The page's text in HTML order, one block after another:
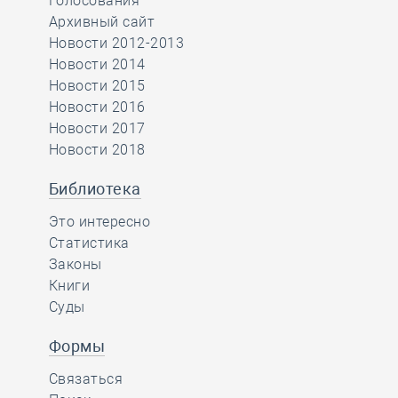
Архивный сайт
Новости 2012-2013
Новости 2014
Новости 2015
Новости 2016
Новости 2017
Новости 2018
Библиотека
Это интересно
Статистика
Законы
Книги
Суды
Формы
Связаться